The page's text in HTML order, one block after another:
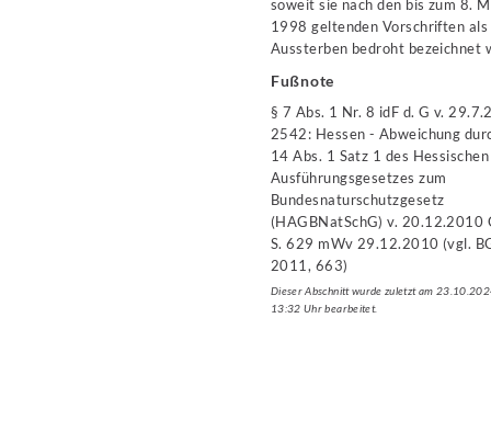
soweit sie nach den bis zum 8.
1998 geltenden Vorschriften als
Aussterben bedroht bezeichnet
Fußnote
§ 7 Abs. 1 Nr. 8 idF d. G v.
2542: Hessen - Abweichung
14 Abs. 1 Satz 1 des Hessischen
Ausführungsgesetzes zum
Bundesnaturschutzgesetz
(HAGBNatSchG) v. 20.12.2010
S. 629 mWv 29.12.2010 (vgl.
2011, 663)
Dieser Abschnitt wurde zuletzt am
13:32 Uhr bearbeitet.